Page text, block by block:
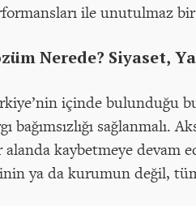
ile unutulmaz
Nerede? Siyaset,
içinde bulunduğu
bağımsızlığı
alanda kaybetmeye devam
ya da kurumun değil,